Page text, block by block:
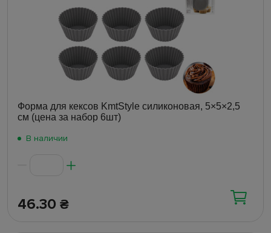
Форма для кексов KmtStyle силиконовая, 5×5×2,5
см (цена за набор 6шт)
В наличии
46.30 ₴